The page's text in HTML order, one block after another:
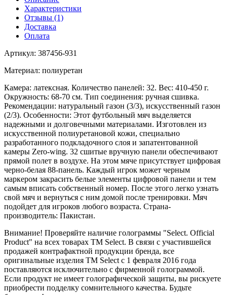
Характеристики
Отзывы (1)
Доставка
Оплата
Артикул: 387456-931
Материал: полиуретан
Камера: латексная. Количество панелей: 32. Вес: 410-450 г.
Окружность: 68-70 см. Тип соединения: ручная сшивка.
Рекомендации: натуральный газон (3/3), искусственный газон
(2/3). Особенности: Этот футбольный мяч выделяется
надежными и долговечными материалами. Изготовлен из
искусственной полиуретановой кожи, специально
разработанного подкладочного слоя и запатентованной
камеры Zero-wing. 32 сшитые вручную панели обеспечивают
прямой полет в воздухе. На этом мяче присутствует цифровая
черно-белая 88-панель. Каждый игрок может черным
маркером закрасить белые элементы цифровой панели и тем
самым вписать собственный номер. После этого легко узнать
свой мяч и вернуться с ним домой после тренировки. Мяч
подойдет для игроков любого возраста. Страна-
производитель: Пакистан.
Внимание! Проверяйте наличие голограммы "Select. Official
Product" на всех товарах ТМ Select. В связи с участившейся
продажей контрафактной продукции бренда, все
оригинальные изделия ТМ Select с 1 февраля 2016 года
поставляются исключительно с фирменной голограммой.
Если продукт не имеет голографической защиты, вы рискуете
приобрести подделку сомнительного качества. Будьте